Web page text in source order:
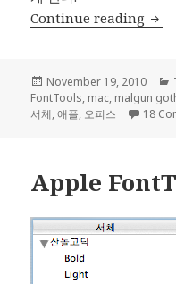
Continue reading MS
Posted
on
November 19, 2010
FontTools, mac, malgun
서체,애플, 오피스 18
Apple